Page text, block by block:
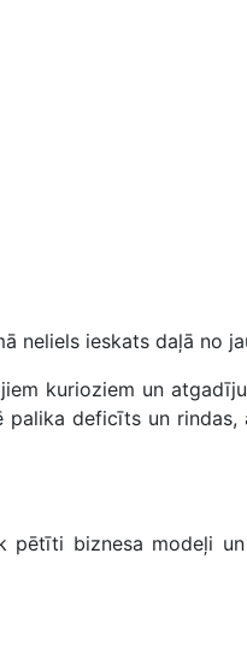
neliels ieskats daļā no
kurioziem un
deficīts un rindas,
pētīti biznesa modeļi